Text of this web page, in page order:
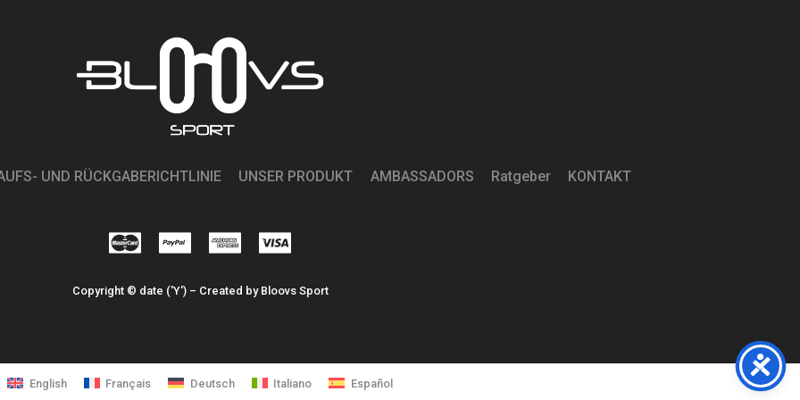
UND RÜCKGABERICHTLINIE UNSER PRODUKT AMBASSADORS Ratgeber KONTAKT
Copyright © date ('Y') – Created by Bloovs Sport
English Français Deutsch Italiano Español